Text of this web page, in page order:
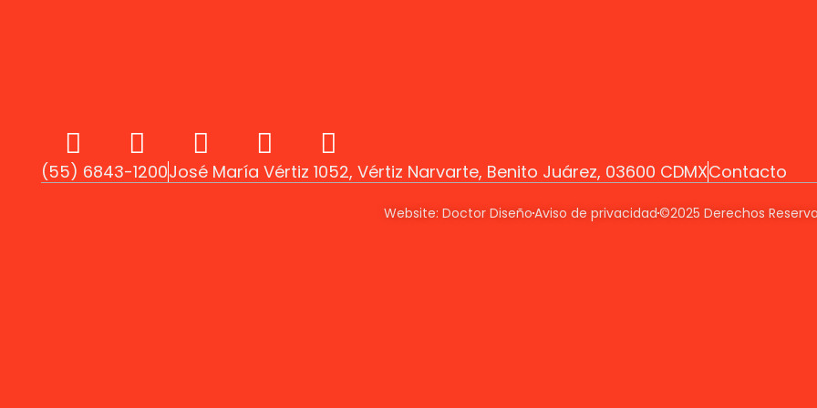
(55) 6843-1200José María Vértiz 1052, Vértiz Narvarte, Benito Juárez, 03600 CDMXContacto
Website: Doctor DiseñoAviso de privacidad©2025 Derechos